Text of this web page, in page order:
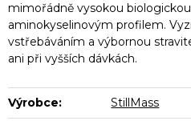
mimořádně vysokou
aminokyselinovým profilem.
vstřebáváním a výbornou
ani při vyšších dávkách.
Výrobce: StillMass